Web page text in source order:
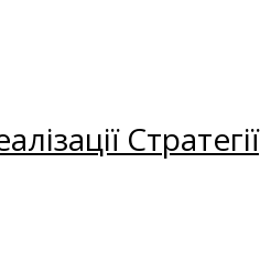
Стратегії